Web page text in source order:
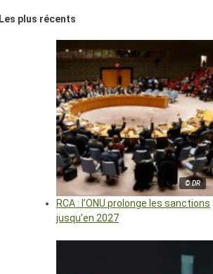
Les plus récents
© DR
RCA : l’ONU prolonge les sanctions
jusqu’en 2027